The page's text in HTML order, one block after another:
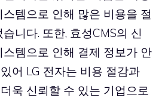
템으로 인해 많은 비용을 절
니다. 또한, 효성CMS의 신
템으로 인해 결제 정보가 안
어 LG 전자는 비용 절감과
욱 신뢰할 수 있는 기업으로